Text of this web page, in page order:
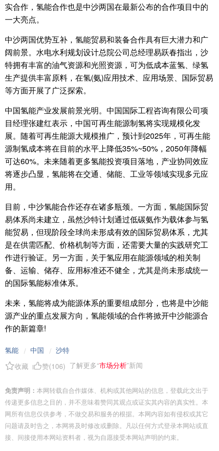
实合作，氢能合作也是中沙两国在最新公布的合作项目中的
一大亮点。
中沙两国优势互补，氢能贸易和装备合作具有巨大潜力和广
阔前景。水电水利规划设计总院公司总经理易跃春指出，沙
特拥有丰富的油气资源和光照资源，可为低成本蓝氢、绿氢
生产提供丰富原料，在氢(氨)应用技术、应用场景、国际贸易
等方面开展了广泛探索。
中国氢能产业发展前景光明。中国国际工程咨询有限公司项
目经理张建红表示，中国可再生能源制氢将实现规模化发
展。随着可再生能源大规模推广，预计到2025年，可再生能
源制氢成本将在目前的水平上降低35%~50%，2050年降幅
可达60%。未来随着更多氢能投资项目落地，产业协同效应
将逐步凸显，氢能将在交通、储能、工业等领域实现多元应
用。
目前，中沙氢能合作还存在诸多瓶颈。一方面，氢能国际贸
易体系尚未建立，虽然沙特计划通过低碳氨作为载体参与氢
能贸易，但现阶段全球尚未形成有效的国际贸易体系，尤其
是在供需匹配、价格机制等方面，还需要大量的实践研究工
作进行验证。另一方面，关于氢应用在能源领域的相关制
备、运输、储存、应用标准还不健全，尤其是尚未形成统一
的国际氢能标准体系。
未来，氢能将成为能源体系的重要组成部分，也将是中沙能
源产业的重点发展方向，氢能领域的合作将掀开中沙能源合
作的新篇章!
氢能 / 中国 / 沙特
收藏
赞(106) 了解更多“市场分析”新闻
免责声明： 本网转载自合作媒体、机构或其他网站的信息，登载此文出于
传递更多信息之目的，并不意味着赞同其观点或证实其内容的真实性。本
网所有信息仅供参考，不做交易和服务的根据。本网内容如有侵权或其它
问题请及时告之，本网将及时修改或删除。凡以任何方式登录本网站或直
接、间接使用本网站资料者，视为自愿接受本网站声明的约束。